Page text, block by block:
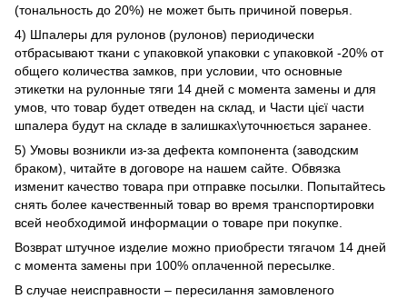
(тональность до 20%) не может быть причиной поверья.
4) Шпалеры для рулонов (рулонов) периодически
отбрасывают ткани с упаковкой упаковки с упаковкой -20% от
общего количества замков, при условии, что основные
этикетки на рулонные тяги 14 дней с момента замены и для
умов, что товар будет отведен на склад, и Части цієї части
шпалера будут на складе в залишках\уточнюється заранее.
5) Умовы возникли из-за дефекта компонента (заводским
браком), читайте в договоре на нашем сайте. Обвязка
изменит качество товара при отправке посылки. Попытайтесь
снять более качественный товар во время транспортировки
всей необходимой информации о товаре при покупке.
Возврат штучное изделие можно приобрести тягачом 14 дней
с момента замены при 100% оплаченной пересылке.
В случае неисправности – пересилання замовленого